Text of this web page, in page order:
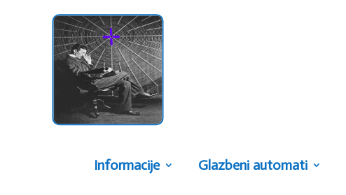
Informacije Glazbeni automati